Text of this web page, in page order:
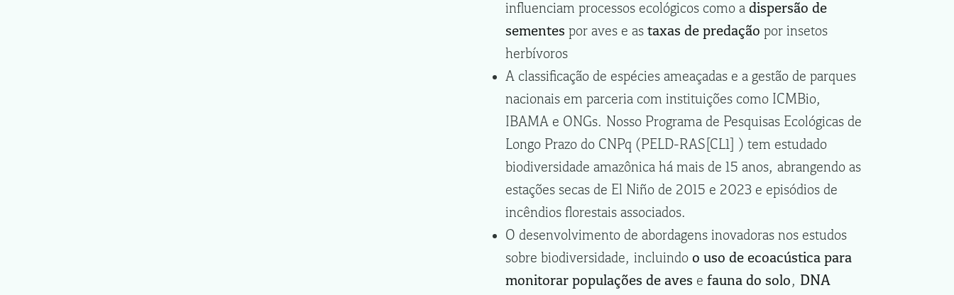
influenciam processos ecológicos como a dispersão de
sementes por aves e as taxas de predação por insetos
herbívoros
A classificação de espécies ameaçadas e a gestão de parques
nacionais em parceria com instituições como ICMBio,
IBAMA e ONGs. Nosso Programa de Pesquisas Ecológicas de
Longo Prazo do CNPq (PELD-RAS[CL1] ) tem estudado
biodiversidade amazônica há mais de 15 anos, abrangendo as
estações secas de El Niño de 2015 e 2023 e episódios de
incêndios florestais associados.
O desenvolvimento de abordagens inovadoras nos estudos
sobre biodiversidade, incluindo o uso de ecoacústica para
monitorar populações de aves e fauna do solo, DNA